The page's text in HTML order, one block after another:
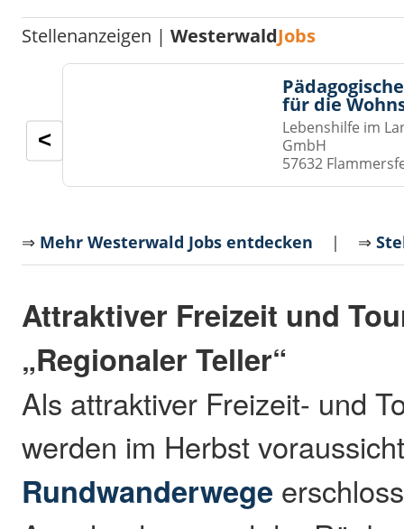
Stellenanzeigen |WesterwaldJobs
für die
Lebenshilfe im
GmbH
57632
<
⇒ Mehr Westerwald Jobs entdecken | ⇒
Attraktiver Freizeit und
„Regionaler Teller“
Als attraktiver Freizeit- und
werden im Herbst
Rundwanderwege